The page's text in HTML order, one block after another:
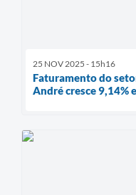
25 NOV 2025 - 15h16
Faturamento do
André cresce 9,14%